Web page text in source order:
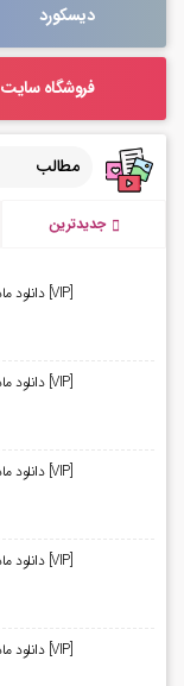
دیسکورد
فروشگاه سایت
مطالب
جدیدترین
[VIP] دانلود ماد دوج چارجر آتش نشانی برای فایوام
[VIP] دانلود ماد تویوتا هایلوکس جنگلبانی برای فایوام
[VIP] دانلود ماد آئودی Q8 آمبولانس برای فایوام
[VIP] دانلود ماد هلی کوپتر امداد aw139 برای فایوام
[VIP] دانلود ماد میتسوبیشی پلیس ایران برای فایوام